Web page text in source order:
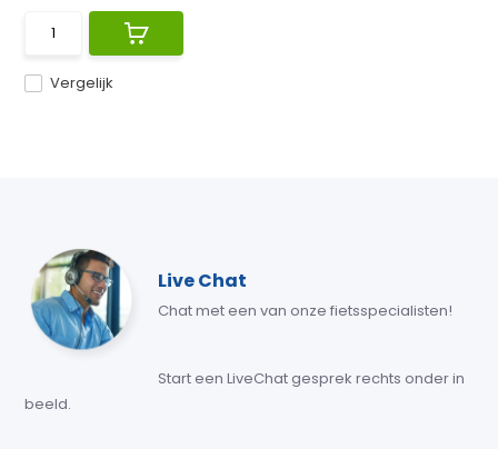
Vergelijk
Live Chat
Chat met een van onze fietsspecialisten!
Start een LiveChat gesprek rechts onder in
beeld.